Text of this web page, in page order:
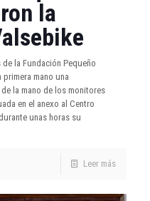
la
la Fundación Pequeño
primera mano una
la mano de los monitores
en el anexo al Centro
unas horas su
Leer más